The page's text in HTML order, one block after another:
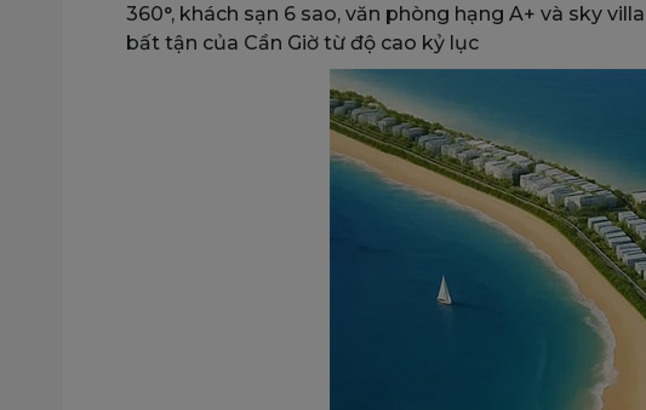
360°, khách sạn 6 sao, văn phòng hạng A+ và sky
bất tận của Cần Giờ từ độ cao kỷ lục